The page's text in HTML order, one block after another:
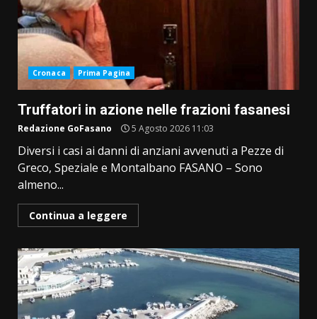
Cronaca Prima Pagina
Truffatori in azione nelle frazioni fasanesi
Redazione GoFasano 5 Agosto 2026 11:03
Diversi i casi ai danni di anziani avvenuti a Pezze di
Greco, Speziale e Montalbano FASANO – Sono
almeno...
Continua a leggere